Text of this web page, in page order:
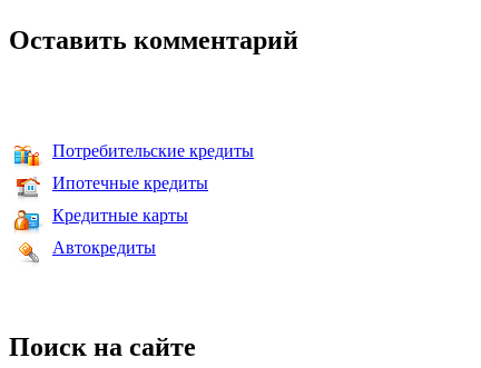
Оставить комментарий
Потребительские кредиты
Ипотечные кредиты
Кредитные карты
Автокредиты
Поиск на сайте